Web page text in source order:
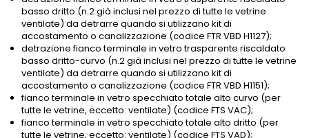
basso dritto (n.2 già inclusi nel prezzo di tutte le vetrine
ventilate) da detrarre quando si utilizzano kit di
accostamento o canalizzazione (codice FTR VBD H1127);
detrazione fianco terminale in vetro trasparente riscaldato
basso dritto-curvo (n.2 già inclusi nel prezzo di tutte le vetrine
ventilate) da detrarre quando si utilizzano kit di
accostamento o canalizzazione (codice FTR VBD H1151);
fianco terminale in vetro specchiato totale alto curvo (per
tutte le vetrine, eccetto: ventilate) (codice FTS VAC);
fianco terminale in vetro specchiato totale alto dritto (per
tutte le vetrine, eccetto: ventilate) (codice FTS VAD);